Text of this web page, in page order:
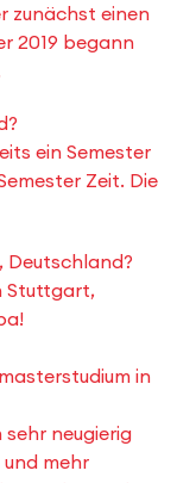
zunächst einen
2019 begann
ein Semester
Zeit. Die
Deutschland?
Stuttgart,
in
sehr neugierig
mehr